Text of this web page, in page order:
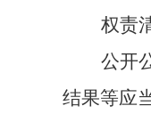
权责
公开
结果等应